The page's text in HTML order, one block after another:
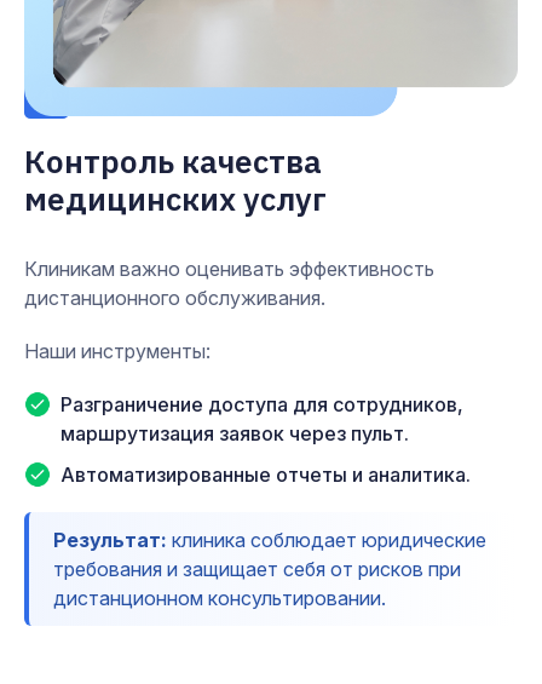
Контроль качества
медицинских услуг
Клиникам важно оценивать эффективность
дистанционного обслуживания.
Наши инструменты:
Разграничение доступа для сотрудников,
маршрутизация заявок через пульт.
Автоматизированные отчеты и аналитика.
Результат: клиника соблюдает юридические
требования и защищает себя от рисков при
дистанционном консультировании.